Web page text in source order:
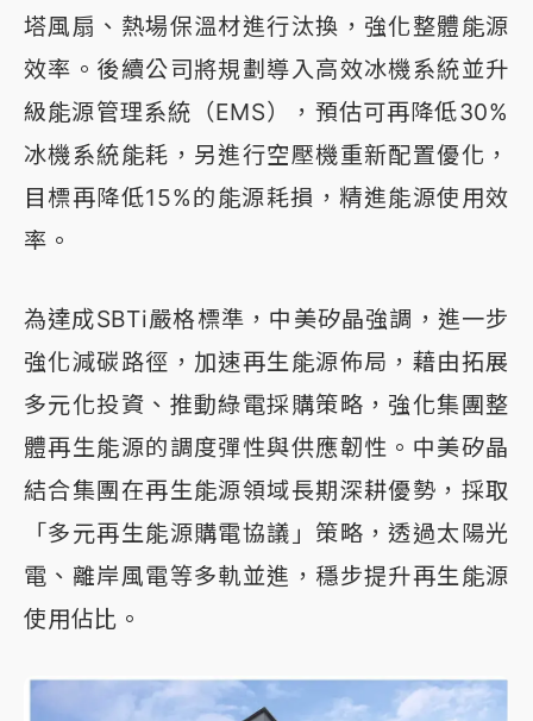
塔風扇、熱場保溫材進行汰換，強化整體能源
效率。後續公司將規劃導入高效冰機系統並升
級能源管理系統（EMS），預估可再降低30%
冰機系統能耗，另進行空壓機重新配置優化，
目標再降低15%的能源耗損，精進能源使用效
率。
為達成SBTi嚴格標準，中美矽晶強調，進一步
強化減碳路徑，加速再生能源佈局，藉由拓展
多元化投資、推動綠電採購策略，強化集團整
體再生能源的調度彈性與供應韌性。中美矽晶
結合集團在再生能源領域長期深耕優勢，採取
「多元再生能源購電協議」策略，透過太陽光
電、離岸風電等多軌並進，穩步提升再生能源
使用佔比。